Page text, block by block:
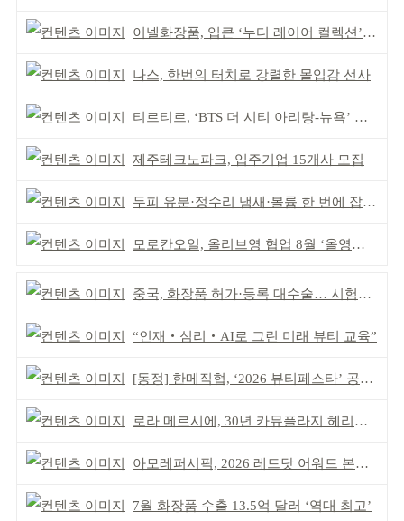
이넬화장품, 입큰 ‘누디 레이어 컬렉션’ 출시
나스, 한번의 터치로 강렬한 몰입감 선사
티르티르, ‘BTS 더 시티 아리랑-뉴욕’ 참여
제주테크노파크, 입주기업 15개사 모집
두피 유분·정수리 냄새·볼륨 한 번에 잡는다
모로칸오일, 올리브영 협업 8월 ‘올영픽’ 선정
중국, 화장품 허가·등록 대수술… 시험자료 공용 허용
“인재‧심리‧AI로 그린 미래 뷰티 교육”
[동정] 한메직협, ‘2026 뷰티페스타’ 공동 주최
로라 메르시에, 30년 카뮤플라지 헤리티지 담아
아모레퍼시픽, 2026 레드닷 어워드 본상 2개 수상
7월 화장품 수출 13.5억 달러 ‘역대 최고’